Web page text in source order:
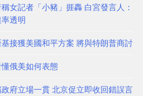
女記者「小豬」捱轟 白宮發言人：
透明
接獲美國和平方案 將與特朗普商討
俄美如何表態
府立場一貫 北京促立即收回錯誤言